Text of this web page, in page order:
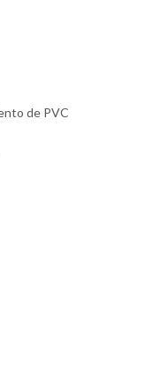
de PVC